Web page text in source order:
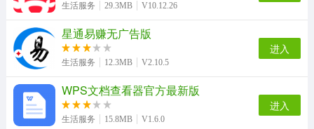
溧水114最新免费版
生活服务 29.3MB V10.12.26
星通易赚无广告版
生活服务 12.3MB V2.10.5
进入
WPS文档查看器官方最新版
生活服务 15.8MB V1.6.0
进入